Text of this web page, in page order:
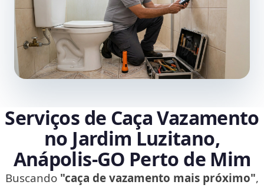
Serviços de Caça Vazamento
no Jardim Luzitano,
Anápolis‑GO Perto de Mim
Buscando "caça de vazamento mais próximo",